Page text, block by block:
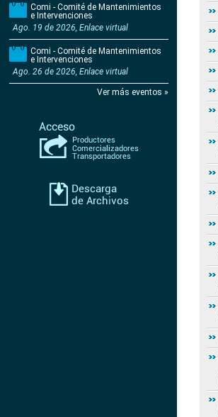
Comi - Comité de Mantenimientos
e Intervenciones
Ago. 19 de 2026, Enlace virtual
Comi - Comité de Mantenimientos
e Intervenciones
Ago. 26 de 2026, Enlace virtual
Ver más eventos »